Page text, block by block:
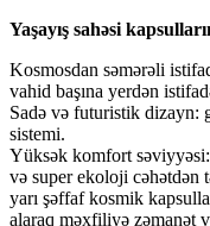
Yaşayış sahəsi
Kosmosdan səmərəli
vahid başına yerdən
Sadə və futuristik dizayn:
sistemi.
Yüksək komfort
və super ekoloji cəhətdən
yarı şəffaf kosmik
alaraq məxfiliyə zəmanət